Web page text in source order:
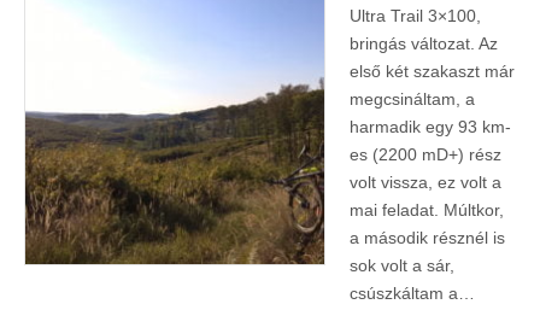
Ultra Trail 3×100,
bringás változat. Az
első két szakaszt már
megcsináltam, a
harmadik egy 93 km-
es (2200 mD+) rész
volt vissza, ez volt a
mai feladat. Múltkor,
a második résznél is
sok volt a sár,
csúszkáltam a…